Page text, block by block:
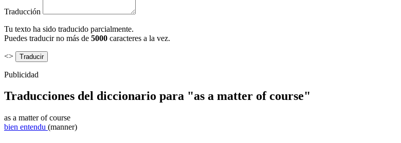
Traducción
Tu texto ha sido traducido parcialmente.
Puedes traducir no más de 5000 caracteres a la vez.
<>
Publicidad
Traducciones del diccionario para "as a matter of course"
as a matter of course
bien entendu (manner)